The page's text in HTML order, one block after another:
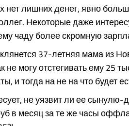
нет лишних денег, явно
Некоторые даже
чаду более скромную
37-летняя мама из
могу отстегивать ему 25
и тогда на не на что будет
не уязвит ли ее сынулю-
в месяц за те же часы